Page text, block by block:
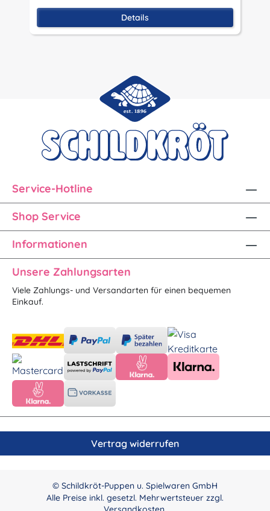
Details
Service-Hotline
Shop Service
Informationen
Unsere Zahlungsarten
Viele Zahlungs- und Versandarten für einen bequemen
Einkauf.
Vertrag widerrufen
© Schildkröt-Puppen u. Spielwaren GmbH
Alle Preise inkl. gesetzl. Mehrwertsteuer zzgl.